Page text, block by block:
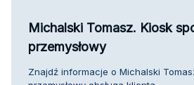
Michalski Tomasz. Kiosk
przemysłowy
Znajdź informacje o Michalski